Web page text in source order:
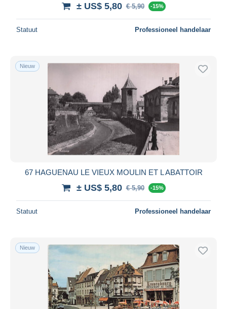
± US$ 5,80 € 5,90 -15%
Statuut Professioneel handelaar
Nieuw
67 HAGUENAU LE VIEUX MOULIN ET L ABATTOIR
± US$ 5,80 € 5,90 -15%
Statuut Professioneel handelaar
Nieuw